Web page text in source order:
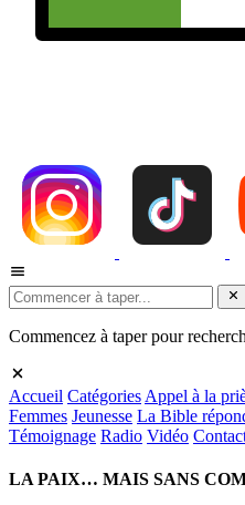
Commencez à taper pour
Accueil Catégories Appel à la
Femmes Jeunesse La Bible
Témoignage Radio Vidéo
LA PAIX… MAIS SANS